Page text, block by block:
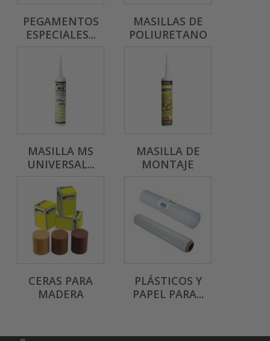
PEGAMENTOS
ESPECIALES...
MASILLAS DE
POLIURETANO
MASILLA MS
UNIVERSAL...
MASILLA DE
MONTAJE
CERAS PARA
MADERA
PLÁSTICOS Y
PAPEL PARA...